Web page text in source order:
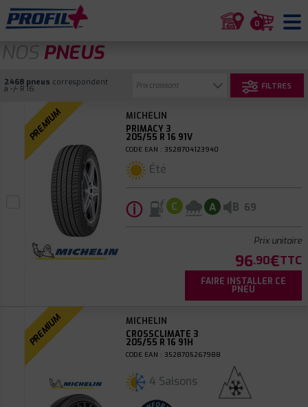
0
NOS PNEUS
2468 pneus correspondent
à -/- R 16 FILTRES
PREMIUM
MICHELIN
PRIMACY 3
205/55 R 16 91V
CODE EAN : 3528704123940
Été
ⓘ C A B 69
Prix unitaire
96.90€TTC
FAIRE INSTALLER CE
PNEU
PREMIUM
MICHELIN
CROSSCLIMATE 3
205/55 R 16 91H
CODE EAN : 3528705267988
4 Saisons